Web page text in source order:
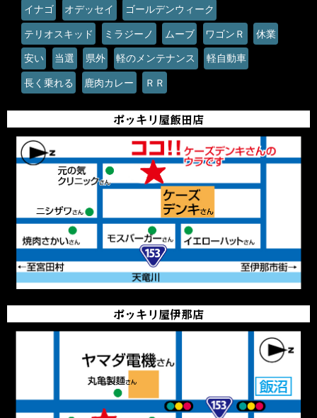
イナゴ オデッセイ ゴールデンウィーク
テリオスキッド ミラジーノ ムーブ ワゴンＲ 休業
安い 当選 県外 軽のメンテナンス 軽自動車
長く乗れる 鹿肉カレー ＲＲ
ポッキリ屋飯田店
ポッキリ屋伊那店